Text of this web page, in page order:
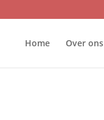
Home Over ons